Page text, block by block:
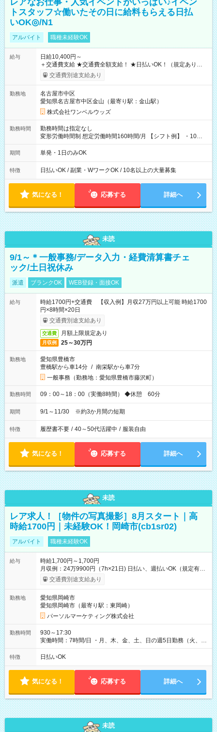
レアなお仕事・人気イベントがいっぱい♪イベン
トスタッフ☆働いたその日に給料もらえる日払
いOK◎/N1
アルバイト 職種未経験OK
給与
日給10,400円～
＋交通費支給 ★交通費全額支給！ ★日払いOK！（規定あり） ┗
働いたその日に現金GET♪ お仕事後はコンビニATMから 日払
交通費別途支給あり
勤務地
名古屋市中区
愛知県名古屋市中区金山（最寄り駅：金山駅）
株式会社ワンベルウッズ
勤務時間
勤務時間は指定なし
変形労働時間制 想定労働時間160時間/月 【シフト例】 ・10：
00～20：00
期間 単発・1日のみOK
特徴 日払いOK / 副業・WワークOK / 10名以上の大量募集
気になる！ 応募する 詳細へ
未読
9/1～＊一般事務/データ入力・経費清算書チェ
ック/土日祝休み
派遣 ブランクOK WEB登録・面接OK
給与
時給1700円+交通費 【収入例】月収27万円以上可能 時給1700
円×8時間×20日
交通費別途支給あり
交通費 月額上限規定あり
月収例 25～30万円
勤務地
愛知県豊橋市
豊橋駅から車14分 / 南栄駅から車7分
一般事務（勤務地：愛知県豊橋市藤沢町）
勤務時間 09：00～18：00（実働8時間） ◆休憩 60分
期間 9/1～11/30 ※約3か月間の短期
特徴 履歴書不要 / 40～50代活躍中 / 服装自由
気になる！ 応募する 詳細へ
未読
レア求人！［物件の写真撮影］8月スタート｜高
時給1700円｜未経験OK！岡崎市(cb1sr02)
アルバイト 職種未経験OK
給与
時給1,700円～1,700円
月収例：24万9900円（7h×21日) 日払い、週払いOK（規定有
り） 【試用期間】試用期間なし
交通費別途支給あり
勤務地
愛知県岡崎市
愛知県岡崎市（最寄り駅：東岡崎）
パーソルマーケティング株式会社
勤務時間
930～17:30
実働時間：7時間/日 ・月、木、金、土、日の週5日勤務（火、水
は固定休です／夏季、年末年始等、長期休暇有り！） ・ワンシ
フト！ 残業ほぼナシ（0～5h/月）
特徴 日払いOK
気になる！ 応募する 詳細へ
未読